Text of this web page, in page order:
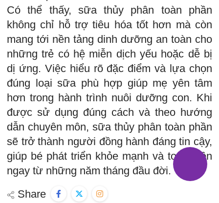
Có thể thấy, sữa thủy phân toàn phần
không chỉ hỗ trợ tiêu hóa tốt hơn mà còn
mang tới nền tảng dinh dưỡng an toàn cho
những trẻ có hệ miễn dịch yếu hoặc dễ bị
dị ứng. Việc hiểu rõ đặc điểm và lựa chọn
đúng loại sữa phù hợp giúp mẹ yên tâm
hơn trong hành trình nuôi dưỡng con. Khi
được sử dụng đúng cách và theo hướng
dẫn chuyên môn, sữa thủy phân toàn phần
sẽ trở thành người đồng hành đáng tin cậy,
giúp bé phát triển khỏe mạnh và toàn diện
ngay từ những năm tháng đầu đời.
Share